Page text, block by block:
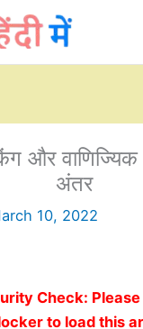
और
अंतर
10, 2022
Check: Please
to load this